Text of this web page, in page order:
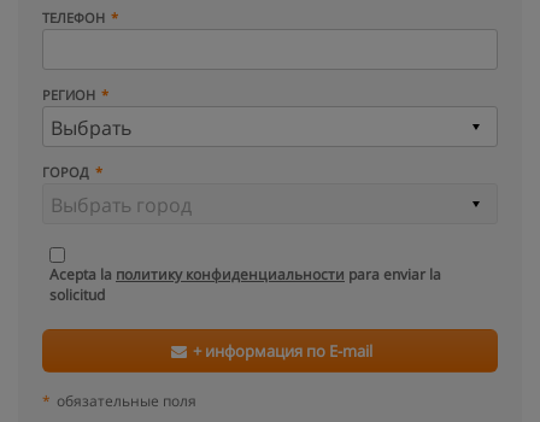
ТЕЛЕФОН
РЕГИОН
ГОРОД
Acepta la политику конфиденциальности para enviar la
solicitud
+ информация по E-mail
* обязательные поля